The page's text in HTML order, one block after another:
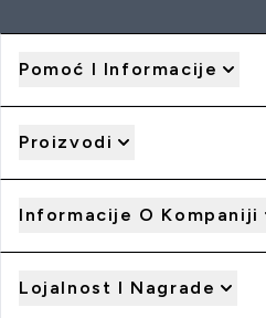
Pomoć I Informacije
Proizvodi
Informacije O Kompaniji
Lojalnost I Nagrade